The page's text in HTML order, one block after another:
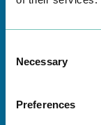
Selection
Necessary
Preferences